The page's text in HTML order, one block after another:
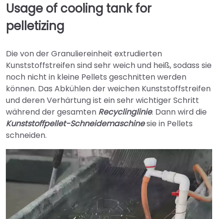
Usage of cooling tank for
pelletizing
Die von der Granuliereinheit extrudierten
Kunststoffstreifen sind sehr weich und heiß, sodass sie
noch nicht in kleine Pellets geschnitten werden
können. Das Abkühlen der weichen Kunststoffstreifen
und deren Verhärtung ist ein sehr wichtiger Schritt
während der gesamten Recyclinglinie. Dann wird die
Kunststoffpellet-Schneidemaschinesie in Pellets
schneiden.